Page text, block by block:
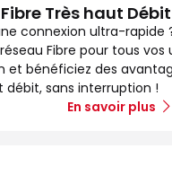
Très haut Débit
connexion ultra-rapide
Fibre pour tous vos
et bénéficiez des
débit, sans interruption !
En savoir plus